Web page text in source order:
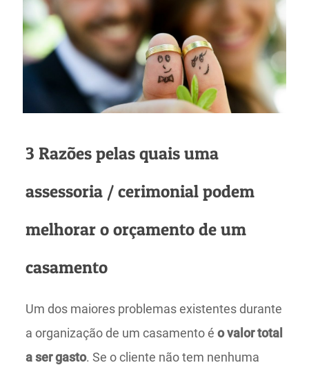
3 Razões pelas quais uma
assessoria / cerimonial podem
melhorar o orçamento de um
casamento
Um dos maiores problemas existentes durante
a organização de um casamento é o valor total
a ser gasto. Se o cliente não tem nenhuma